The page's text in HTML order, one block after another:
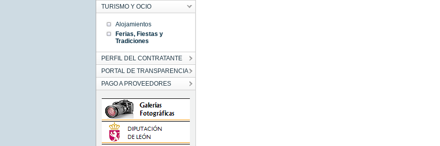
TURISMO Y OCIO
Alojamientos
Ferias, Fiestas y
Tradiciones
PERFIL DEL CONTRATANTE
PORTAL DE TRANSPARENCIA
PAGO A PROVEEDORES